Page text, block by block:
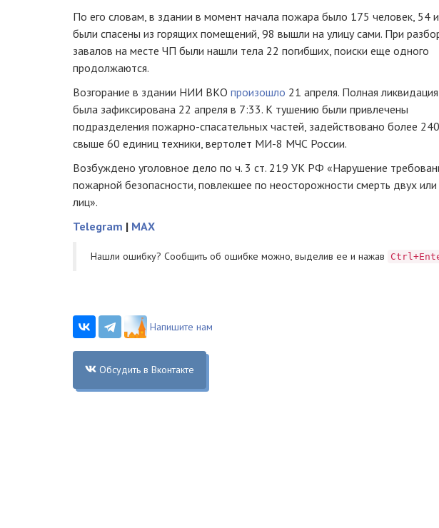
По его словам, в здании в момент начала пожара было 175 человек, 54
были спасены из горящих помещений, 98 вышли на улицу сами. При
завалов на месте ЧП были нашли тела 22 погибших, поиски еще одного
продолжаются.
Возгорание в здании НИИ ВКО произошло 21 апреля. Полная
была зафиксирована 22 апреля в 7:33. К тушению были привлечены
подразделения пожарно-спасательных частей, задействовано более
свыше 60 единиц техники, вертолет МИ-8 МЧС России.
Возбуждено уголовное дело по ч. 3 ст. 219 УК РФ «Нарушение
пожарной безопасности, повлекшее по неосторожности смерть двух
лиц».
Telegram | MAX
Нашли ошибку? Cообщить об ошибке можно, выделив ее и нажав
Напишите нам
Обсудить в Вконтакте